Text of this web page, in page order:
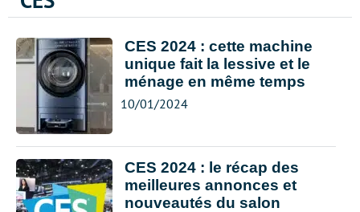
CES 2024 : cette machine
unique fait la lessive et le
ménage en même temps
10/01/2024
CES 2024 : le récap des
meilleures annonces et
nouveautés du salon